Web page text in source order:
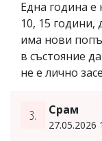
Една година е
10, 15 години,
има нови
в състояние
не е лично
3. Срам
27.05.2026